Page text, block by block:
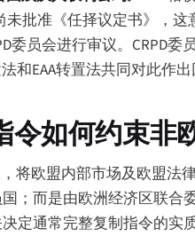
未批准《任择议定书》，
委员会进行审议。
和EAA转置法共同对此作出
令如何约束非
将欧盟内部市场及欧盟
；而是由欧洲经济区联
定通常完整复制指令的